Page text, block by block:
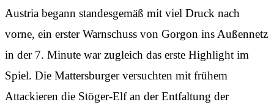
Austria begann standesgemäß mit viel Druck nach
vorne, ein erster Warnschuss von Gorgon ins Außennetz
in der 7. Minute war zugleich das erste Highlight im
Spiel. Die Mattersburger versuchten mit frühem
Attackieren die Stöger-Elf an der Entfaltung der